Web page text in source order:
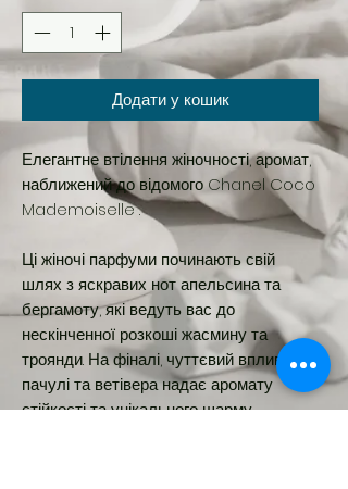
Додати у кошик
Елегантне втілення жіночності, аромат,
наближений до відомого Chanel Coco
Mademoiselle .
Ці жіночі парфуми починають свій
шлях з яскравих нот апельсина та
бергамоту, які ведуть вас до
нескінченної розкоші жасмину та
троянди. На фіналі, чуттєвий вплив
пачулі та ветівера надає аромату
стійкості та унікального шарму.